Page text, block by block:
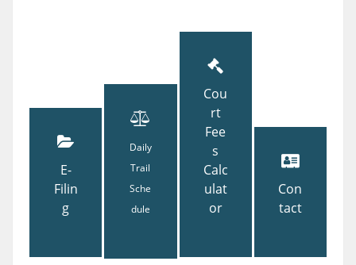
E-
Filin
g
Daily
Trail
Sche
dule
Cou
rt
Fee
s
Calc
ulat
or
Con
tact